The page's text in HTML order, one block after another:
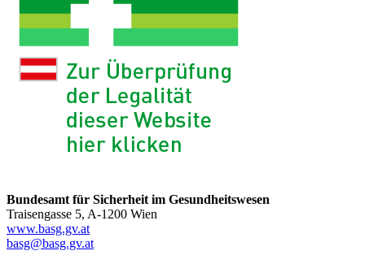
Bundesamt für Sicherheit im Gesundheitswesen
Traisengasse 5, A-1200 Wien
www.basg.gv.at
basg@basg.gv.at